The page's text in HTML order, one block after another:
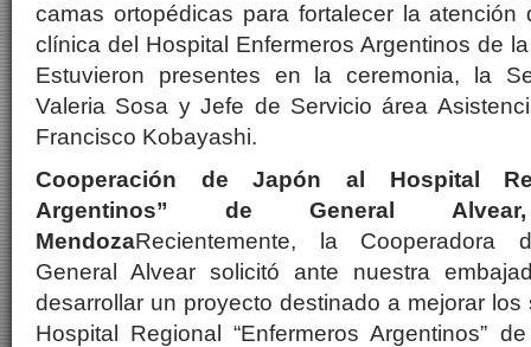
camas ortopédicas para fortalecer la atención
clínica del Hospital Enfermeros Argentinos de
Estuvieron presentes en la ceremonia, la
Valeria Sosa y Jefe de Servicio área
Francisco Kobayashi.
Cooperación de Japón al Hospital
Argentinos” de General
MendozaRecientemente, la Cooperadora
General Alvear solicitó ante nuestra
desarrollar un proyecto destinado a mejorar
Hospital Regional “Enfermeros Argentinos”